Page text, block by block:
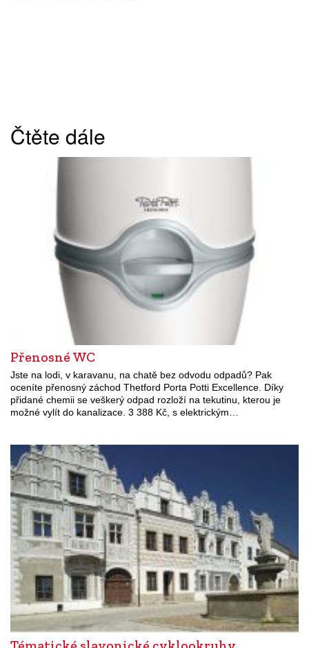
Čtěte dále
Přenosné WC
Jste na lodi, v karavanu, na chatě bez odvodu odpadů? Pak
oceníte přenosný záchod Thetford Porta Potti Excellence. Díky
přidané chemii se veškerý odpad rozloží na tekutinu, kterou je
možné vylít do kanalizace. 3 388 Kč, s elektrickým…